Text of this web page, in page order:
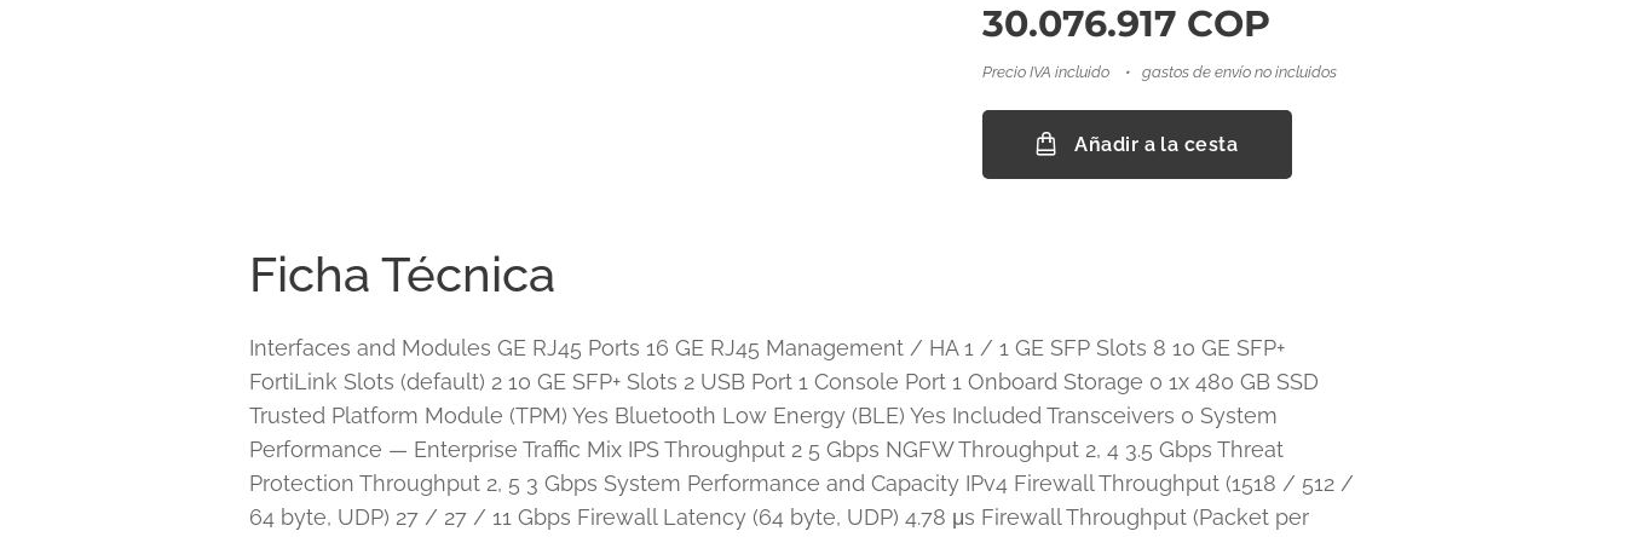
30.076.917 COP
Precio IVA incluido gastos de envío no incluidos
Añadir a la cesta
Ficha Técnica
Interfaces and Modules GE RJ45 Ports 16 GE RJ45 Management / HA 1 / 1 GE SFP Slots 8 10 GE SFP+
FortiLink Slots (default) 2 10 GE SFP+ Slots 2 USB Port 1 Console Port 1 Onboard Storage 0 1x 480 GB SSD
Trusted Platform Module (TPM) Yes Bluetooth Low Energy (BLE) Yes Included Transceivers 0 System
Performance — Enterprise Traffic Mix IPS Throughput 2 5 Gbps NGFW Throughput 2, 4 3.5 Gbps Threat
Protection Throughput 2, 5 3 Gbps System Performance and Capacity IPv4 Firewall Throughput (1518 / 512 /
64 byte, UDP) 27 / 27 / 11 Gbps Firewall Latency (64 byte, UDP) 4.78 μs Firewall Throughput (Packet per